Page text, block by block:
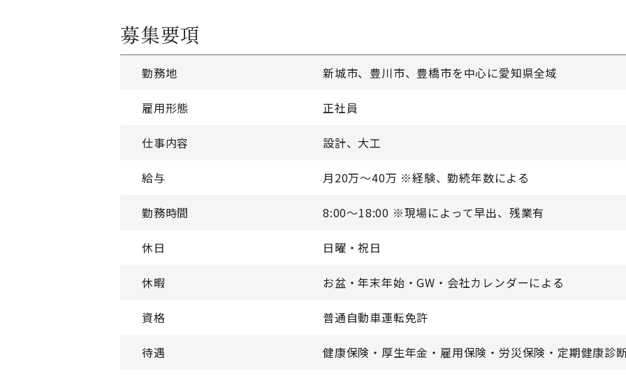
募集要項
勤務地 新城市、豊川市、豊橋市を中心に愛知県全域
雇用形態 正社員
仕事内容 設計、大工
給与 月20万～40万 ※経験、勤続年数による
勤務時間 8:00～18:00 ※現場によって早出、残業有
休日 日曜・祝日
休暇 お盆・年末年始・GW・会社カレンダーによる
資格 普通自動車運転免許
待遇 健康保険・厚生年金・雇用保険・労災保険・定期健康診